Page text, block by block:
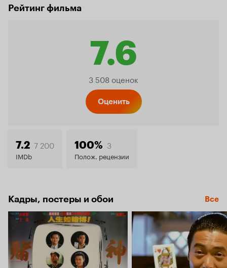
Рейтинг фильма
7.6
Рейтинг
7.6
3 508 оценок
Оценить
7.2 7 200
IMDb
100% 3
Полож. рецензии
Кадры, постеры и обои Все